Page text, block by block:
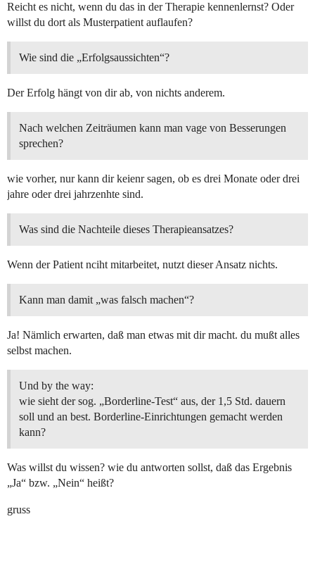
Reicht es nicht, wenn du das in der Therapie kennenlernst? Oder
willst du dort als Musterpatient auflaufen?
Wie sind die „Erfolgsaussichten“?
Der Erfolg hängt von dir ab, von nichts anderem.
Nach welchen Zeiträumen kann man vage von Besserungen
sprechen?
wie vorher, nur kann dir keienr sagen, ob es drei Monate oder drei
jahre oder drei jahrzenhte sind.
Was sind die Nachteile dieses Therapieansatzes?
Wenn der Patient nciht mitarbeitet, nutzt dieser Ansatz nichts.
Kann man damit „was falsch machen“?
Ja! Nämlich erwarten, daß man etwas mit dir macht. du mußt alles
selbst machen.
Und by the way:
wie sieht der sog. „Borderline-Test“ aus, der 1,5 Std. dauern
soll und an best. Borderline-Einrichtungen gemacht werden
kann?
Was willst du wissen? wie du antworten sollst, daß das Ergebnis
„Ja“ bzw. „Nein“ heißt?
gruss